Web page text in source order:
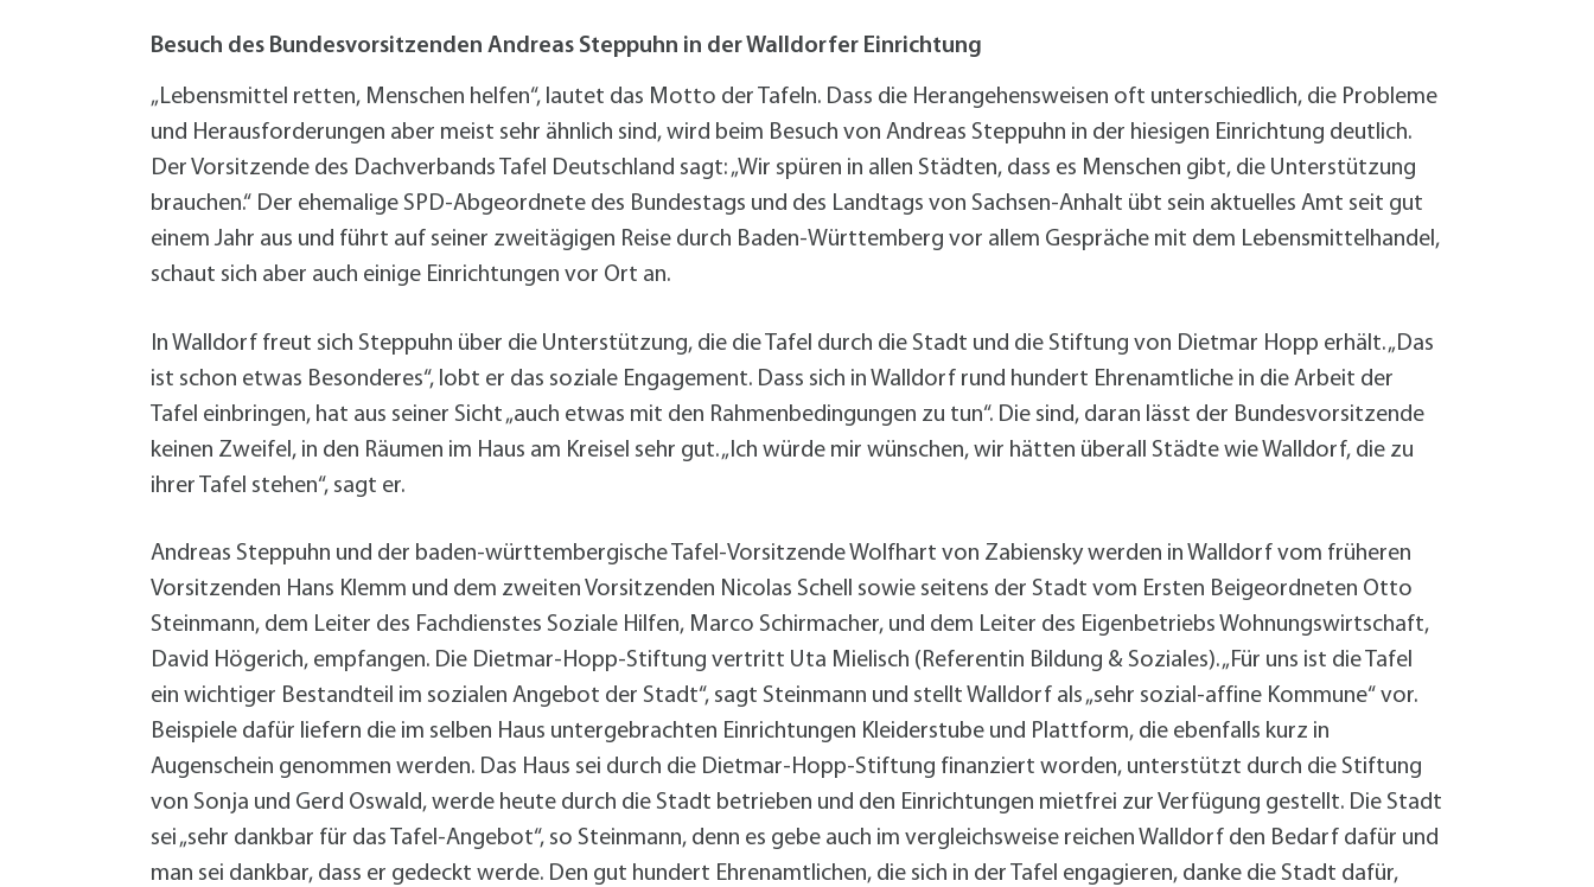
Walldorf-Süd 2. BA
Veranstaltungskalender
Wegbeschreibung
Zahlen und Fakten
Besuch des Bundesvorsitzenden Andreas Steppuhn in der Walldorfer Einrichtung
„Lebensmittel retten, Menschen helfen“, lautet das Motto der Tafeln. Dass die Herangehensweisen oft unterschiedlich, die Probleme
und Herausforderungen aber meist sehr ähnlich sind, wird beim Besuch von Andreas Steppuhn in der hiesigen Einrichtung deutlich.
Der Vorsitzende des Dachverbands Tafel Deutschland sagt: „Wir spüren in allen Städten, dass es Menschen gibt, die Unterstützung
brauchen.“ Der ehemalige SPD-Abgeordnete des Bundestags und des Landtags von Sachsen-Anhalt übt sein aktuelles Amt seit gut
einem Jahr aus und führt auf seiner zweitägigen Reise durch Baden-Württemberg vor allem Gespräche mit dem Lebensmittelhandel,
schaut sich aber auch einige Einrichtungen vor Ort an.
In Walldorf freut sich Steppuhn über die Unterstützung, die die Tafel durch die Stadt und die Stiftung von Dietmar Hopp erhält. „Das
ist schon etwas Besonderes“, lobt er das soziale Engagement. Dass sich in Walldorf rund hundert Ehrenamtliche in die Arbeit der
Tafel einbringen, hat aus seiner Sicht „auch etwas mit den Rahmenbedingungen zu tun“. Die sind, daran lässt der Bundesvorsitzende
keinen Zweifel, in den Räumen im Haus am Kreisel sehr gut. „Ich würde mir wünschen, wir hätten überall Städte wie Walldorf, die zu
ihrer Tafel stehen“, sagt er.
Andreas Steppuhn und der baden-württembergische Tafel-Vorsitzende Wolfhart von Zabiensky werden in Walldorf vom früheren
Vorsitzenden Hans Klemm und dem zweiten Vorsitzenden Nicolas Schell sowie seitens der Stadt vom Ersten Beigeordneten Otto
Steinmann, dem Leiter des Fachdienstes Soziale Hilfen, Marco Schirmacher, und dem Leiter des Eigenbetriebs Wohnungswirtschaft,
David Högerich, empfangen. Die Dietmar-Hopp-Stiftung vertritt Uta Mielisch (Referentin Bildung & Soziales). „Für uns ist die Tafel
ein wichtiger Bestandteil im sozialen Angebot der Stadt“, sagt Steinmann und stellt Walldorf als „sehr sozial-affine Kommune“ vor.
Beispiele dafür liefern die im selben Haus untergebrachten Einrichtungen Kleiderstube und Plattform, die ebenfalls kurz in
Augenschein genommen werden. Das Haus sei durch die Dietmar-Hopp-Stiftung finanziert worden, unterstützt durch die Stiftung
von Sonja und Gerd Oswald, werde heute durch die Stadt betrieben und den Einrichtungen mietfrei zur Verfügung gestellt. Die Stadt
sei „sehr dankbar für das Tafel-Angebot“, so Steinmann, denn es gebe auch im vergleichsweise reichen Walldorf den Bedarf dafür und
man sei dankbar, dass er gedeckt werde. Den gut hundert Ehrenamtlichen, die sich in der Tafel engagieren, danke die Stadt dafür,